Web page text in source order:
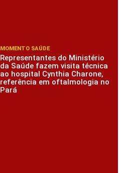
MOMENTO SAÚDE
Representantes do Ministério
da Saúde fazem visita técnica
ao hospital Cynthia Charone,
referência em oftalmologia no
Pará